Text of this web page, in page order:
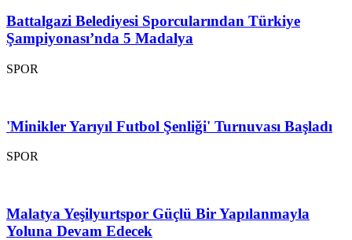
Battalgazi Belediyesi Sporcularından Türkiye
Şampiyonası’nda 5 Madalya
SPOR
'Minikler Yarıyıl Futbol Şenliği' Turnuvası Başladı
SPOR
Malatya Yeşilyurtspor Güçlü Bir Yapılanmayla
Yoluna Devam Edecek